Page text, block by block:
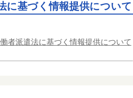
に基づく情報提供について
者派遣法に基づく情報提供について